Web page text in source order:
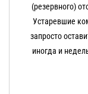
(резервного)
Устаревшие
запросто
иногда и